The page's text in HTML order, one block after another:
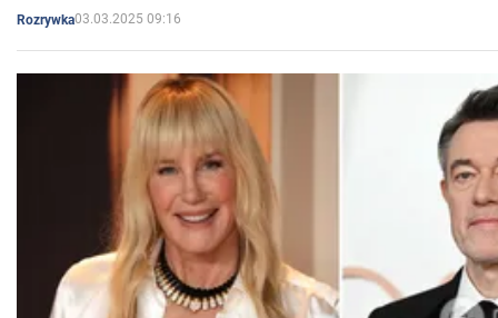
Rozrywka03.03.2025 09:16